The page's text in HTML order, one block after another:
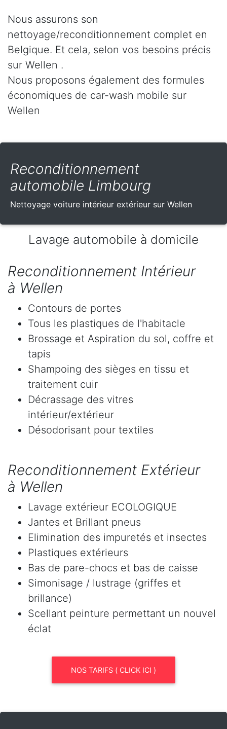
Nous assurons son
nettoyage/reconditionnement complet en
Belgique. Et cela, selon vos besoins précis
sur Wellen .
Nous proposons également des formules
économiques de car-wash mobile sur
Wellen
Reconditionnement
automobile Limbourg
Nettoyage voiture intérieur extérieur sur Wellen
Lavage automobile à domicile
Reconditionnement Intérieur
à Wellen
Contours de portes
Tous les plastiques de l'habitacle
Brossage et Aspiration du sol, coffre et
tapis
Shampoing des sièges en tissu et
traitement cuir
Décrassage des vitres
intérieur/extérieur
Désodorisant pour textiles
Reconditionnement Extérieur
à Wellen
Lavage extérieur ECOLOGIQUE
Jantes et Brillant pneus
Elimination des impuretés et insectes
Plastiques extérieurs
Bas de pare-chocs et bas de caisse
Simonisage / lustrage (griffes et
brillance)
Scellant peinture permettant un nouvel
éclat
NOS TARIFS ( CLICK ICI )